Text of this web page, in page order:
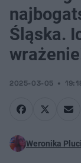
Śląska.
2025-03-05
Weronika